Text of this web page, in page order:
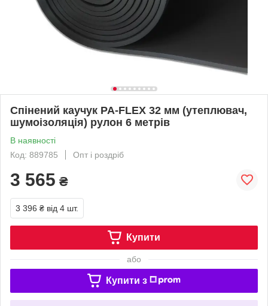
Спінений каучук PA-FLEX 32 мм (утеплювач,
шумоізоляція) рулон 6 метрів
В наявності
Код: 889785
Опт і роздріб
3 565 ₴
3 396 ₴ від 4 шт.
Купити
або
Купити з